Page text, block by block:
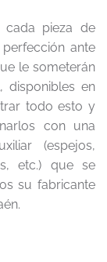
cada pieza de
ante
le someterán
disponibles en
todo esto y
con una
(espejos,
etc.) que se
su fabricante